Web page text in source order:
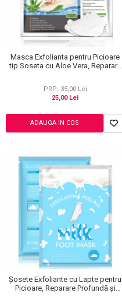
Masca Exfolianta pentru Picioare
tip Soseta cu Aloe Vera, Reparare
PRP: 35,00 Lei
25,00 Lei
ADAUGA IN COS
Șosete Exfoliante cu Lapte pentru
Picioare, Reparare Profundă și